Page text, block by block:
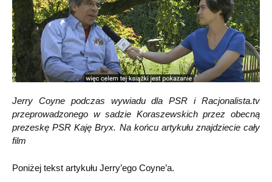
Jerry Coyne podczas wywiadu dla PSR i Racjonalista.tv
przeprowadzonego w sadzie Koraszewskich przez obecną
prezeskę PSR Kaję Bryx. Na końcu artykułu znajdziecie cały
film
Poniżej tekst artykułu Jerry’ego Coyne’a.